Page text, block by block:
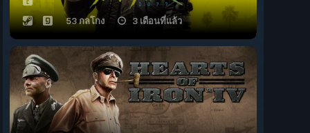
53 กลโกง 3 เดือนที่แล้ว